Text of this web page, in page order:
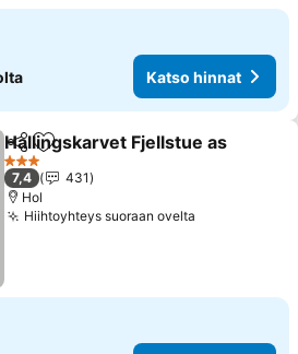
Katso hinnat
Jaa Lisää suosikkeihin
Hallingskarvet Fjellstue as
3 Tähtiluokitus
7,4
431
Hol
Hiihtoyhteys suoraan ovelta